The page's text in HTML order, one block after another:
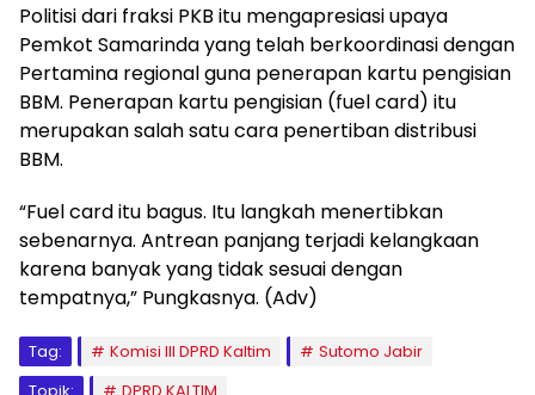
Politisi dari fraksi PKB itu mengapresiasi upaya
Pemkot Samarinda yang telah berkoordinasi dengan
Pertamina regional guna penerapan kartu pengisian
BBM. Penerapan kartu pengisian (fuel card) itu
merupakan salah satu cara penertiban distribusi
BBM.
“Fuel card itu bagus. Itu langkah menertibkan
sebenarnya. Antrean panjang terjadi kelangkaan
karena banyak yang tidak sesuai dengan
tempatnya,” Pungkasnya. (Adv)
Tag: Komisi III DPRD Kaltim
Sutomo Jabir
Topik:
DPRD KALTIM